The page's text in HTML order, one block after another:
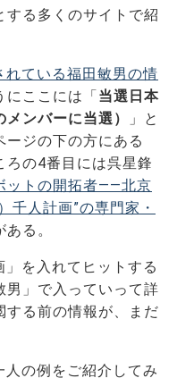
する多くのサイトで紹
れている福田敏男の情
にここには「当選日本
ンバーに当選）
」と
ジの下の方にある
ろの4番目には呉星鋒
ットの開拓者――北京
千人計画”の専門家・
る。
を入れてヒットする
男」で入っていって詳
する前の情報が、まだ
の例をご紹介してみ